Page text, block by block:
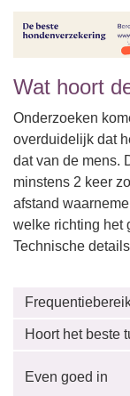
Wat hoort
Onderzoeken
overduidelijk dat
dat van de mens.
minstens 2 keer
afstand
welke richting het
Technische
Hoort het beste
Even goed in